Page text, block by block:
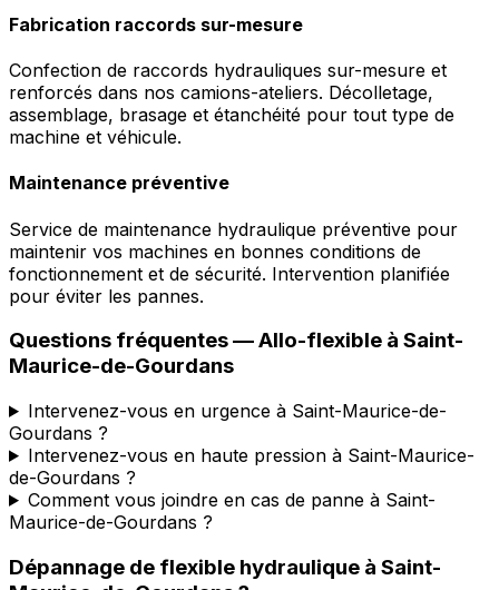
Fabrication raccords sur-mesure
Confection de raccords hydrauliques sur-mesure et
renforcés dans nos camions-ateliers. Décolletage,
assemblage, brasage et étanchéité pour tout type de
machine et véhicule.
Maintenance préventive
Service de maintenance hydraulique préventive pour
maintenir vos machines en bonnes conditions de
fonctionnement et de sécurité. Intervention planifiée
pour éviter les pannes.
Questions fréquentes —Allo-flexible à Saint-
Maurice-de-Gourdans
Intervenez-vous en urgence à Saint-Maurice-de-
Gourdans ?
Intervenez-vous en haute pression à Saint-Maurice-
de-Gourdans ?
Comment vous joindre en cas de panne à Saint-
Maurice-de-Gourdans ?
Dépannage de flexible hydraulique à Saint-